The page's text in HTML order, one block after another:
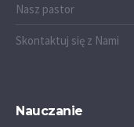
Nasz pastor
Skontaktuj się z Nami
Nauczanie